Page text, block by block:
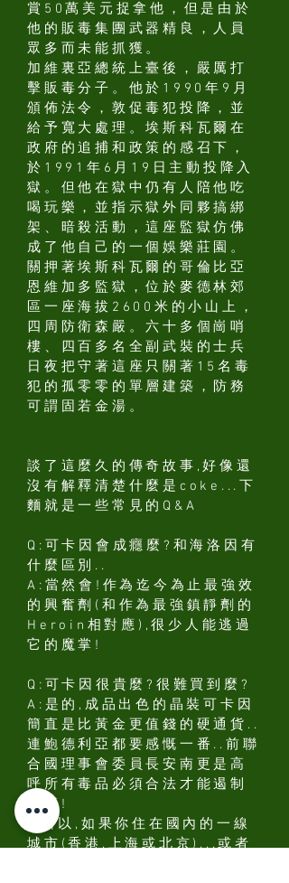
賞50萬美元捉拿他，但是由於
他的販毒集團武器精良，人員
眾多而未能抓獲。
加維裏亞總統上臺後，嚴厲打
擊販毒分子。他於1990年9月
頒佈法令，敦促毒犯投降，並
給予寬大處理。埃斯科瓦爾在
政府的追捕和政策的感召下，
於1991年6月19日主動投降入
獄。但他在獄中仍有人陪他吃
喝玩樂，並指示獄外同夥搞綁
架、暗殺活動，這座監獄仿佛
成了他自己的一個娛樂莊園。
關押著埃斯科瓦爾的哥倫比亞
恩維加多監獄，位於麥德林郊
區一座海拔2600米的小山上，
四周防衛森嚴。六十多個崗哨
樓、四百多名全副武裝的士兵
日夜把守著這座只關著15名毒
犯的孤零零的單層建築，防務
可謂固若金湯。
談了這麼久的傳奇故事,好像還
沒有解釋清楚什麼是coke...下
麵就是一些常見的Q&A
Q:可卡因會成癮麼?和海洛因有
什麼區別..
A:當然會!作為迄今為止最強效
的興奮劑(和作為最強鎮靜劑的
Heroin相對應),很少人能逃過
它的魔掌!
Q:可卡因很貴麼?很難買到麼?
A:是的,成品出色的晶裝可卡因
簡直是比黃金更值錢的硬通貨..
連鮑德利亞都要感慨一番..前聯
合國理事會委員長安南更是高
呼所有毒品必須合法才能遏制
黑幫!
所以,如果你住在國內的一線
城市(香港,上海或北京)...或者